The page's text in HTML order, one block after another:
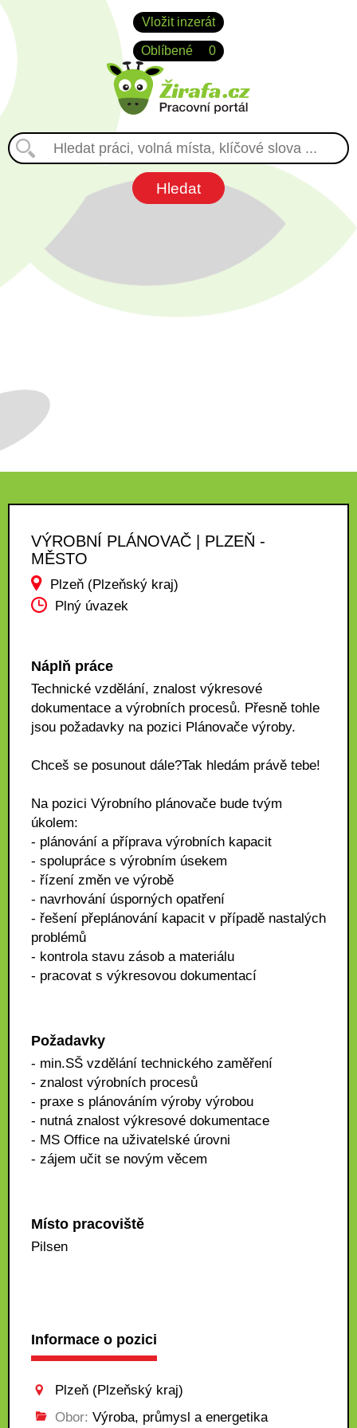
Vložit inzerát
Oblíbené 0
VÝROBNÍ PLÁNOVAČ | PLZEŇ -
MĚSTO
Plzeň (Plzeňský kraj)
Plný úvazek
Náplň práce
Technické vzdělání, znalost výkresové
dokumentace a výrobních procesů. Přesně tohle
jsou požadavky na pozici Plánovače výroby.
Chceš se posunout dále?Tak hledám právě tebe!
Na pozici Výrobního plánovače bude tvým
úkolem:
- plánování a příprava výrobních kapacit
- spolupráce s výrobním úsekem
- řízení změn ve výrobě
- navrhování úsporných opatření
- řešení přeplánování kapacit v případě nastalých
problémů
- kontrola stavu zásob a materiálu
- pracovat s výkresovou dokumentací
Požadavky
- min.SŠ vzdělání technického zaměření
- znalost výrobních procesů
- praxe s plánováním výroby výrobou
- nutná znalost výkresové dokumentace
- MS Office na uživatelské úrovni
- zájem učit se novým věcem
Místo pracoviště
Pilsen
Informace o pozici
Plzeň (Plzeňský kraj)
Obor: Výroba, průmysl a energetika